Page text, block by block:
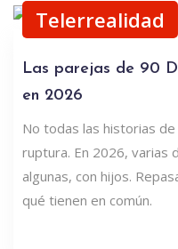
Telerrealidad
Las parejas de 90
en 2026
No todas las historias
ruptura. En 2026, varias
algunas, con hijos.
qué tienen en común.